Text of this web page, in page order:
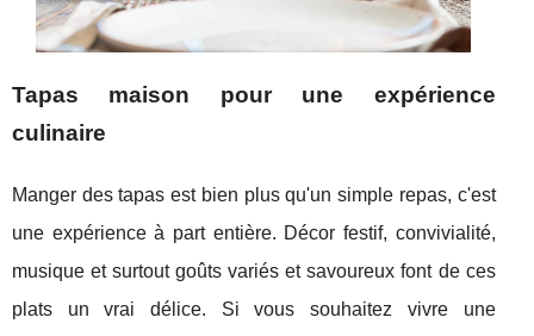
Tapas maison pour une expérience
culinaire
Manger des tapas est bien plus qu'un simple repas, c'est
une expérience à part entière. Décor festif, convivialité,
musique et surtout goûts variés et savoureux font de ces
plats un vrai délice. Si vous souhaitez vivre une